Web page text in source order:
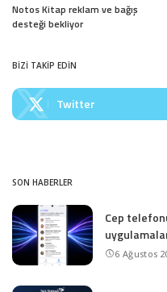
Notos Kitap reklam ve bağış
desteği bekliyor
BİZİ TAKİP EDİN
Twitter
SON HABERLER
Cep
6 Ağustos